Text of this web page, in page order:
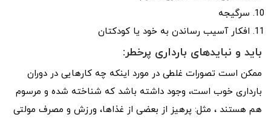
سرگیجه
افکار آسیب رساندن به خود یا کودکتان
باید و نباید‌های بارداری پرخطر:
ممکن است تصورات غلطی در مورد اینکه چه کارهایی در دوران
بارداری خوب است، وجود داشته باشد که شناخته شده و مرسوم
هم هستند ، مثل: پرهیز از بعضی از غذاها، ورزش و مصرف مولتی